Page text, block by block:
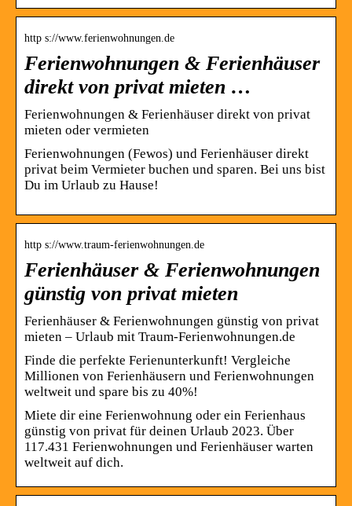
http s://www.ferienwohnungen.de
Ferienwohnungen & Ferienhäuser
direkt von privat mieten …
Ferienwohnungen & Ferienhäuser direkt von privat
mieten oder vermieten
Ferienwohnungen (Fewos) und Ferienhäuser direkt
privat beim Vermieter buchen und sparen. Bei uns bist
Du im Urlaub zu Hause!
http s://www.traum-ferienwohnungen.de
Ferienhäuser & Ferienwohnungen
günstig von privat mieten
Ferienhäuser & Ferienwohnungen günstig von privat
mieten – Urlaub mit Traum-Ferienwohnungen.de
Finde die perfekte Ferienunterkunft! Vergleiche
Millionen von Ferienhäusern und Ferienwohnungen
weltweit und spare bis zu 40%!
Miete dir eine Ferienwohnung oder ein Ferienhaus
günstig von privat für deinen Urlaub 2023. Über
117.431 Ferienwohnungen und Ferienhäuser warten
weltweit auf dich.